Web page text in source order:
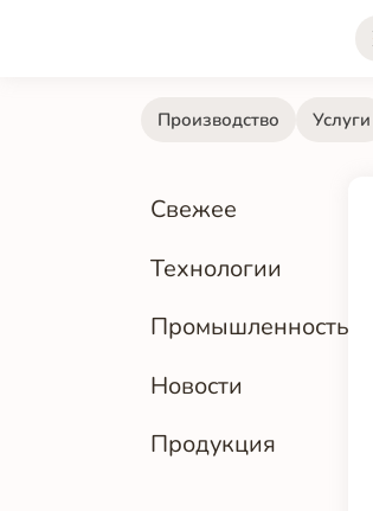
Производство Услуги
Свежее
Технологии
Промышленность
Новости
Продукция